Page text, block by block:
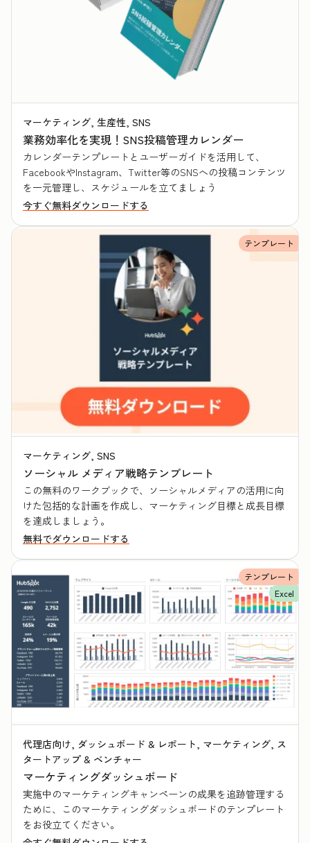
マーケティング, 生産性, SNS
業務効率化を実現！SNS投稿管理カレンダー
カレンダーテンプレートとユーザーガイドを活用して、
FacebookやInstagram、Twitter等のSNSへの投稿コンテンツ
を一元管理し、スケジュールを立てましょう
今すぐ無料ダウンロードする
テンプレート
マーケティング, SNS
ソーシャル メディア戦略テンプレート
この無料のワークブックで、ソーシャルメディアの活用に向
けた包括的な計画を作成し、マーケティング目標と成長目標
を達成しましょう。
無料でダウンロードする
テンプレート
Excel
代理店向け, ダッシュボード & レポート, マーケティング, ス
タートアップ & ベンチャー
マーケティングダッシュボード
実施中のマーケティングキャンペーンの成果を追跡管理する
ために、このマーケティングダッシュボードのテンプレート
をお役立てください。